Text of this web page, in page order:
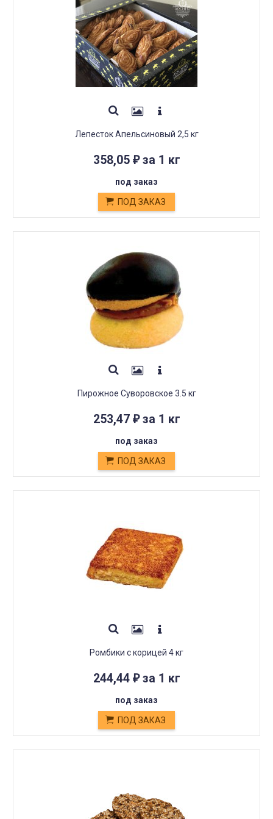
Лепесток Апельсиновый 2,5 кг
358,05 ₽за 1 кг
под заказ
ПОД ЗАКАЗ
Пирожное Суворовское 3.5 кг
253,47 ₽за 1 кг
под заказ
ПОД ЗАКАЗ
Ромбики с корицей 4 кг
244,44 ₽за 1 кг
под заказ
ПОД ЗАКАЗ